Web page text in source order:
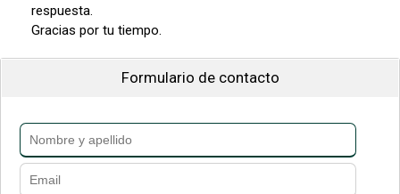
respuesta.
Gracias por tu tiempo.
Formulario de contacto